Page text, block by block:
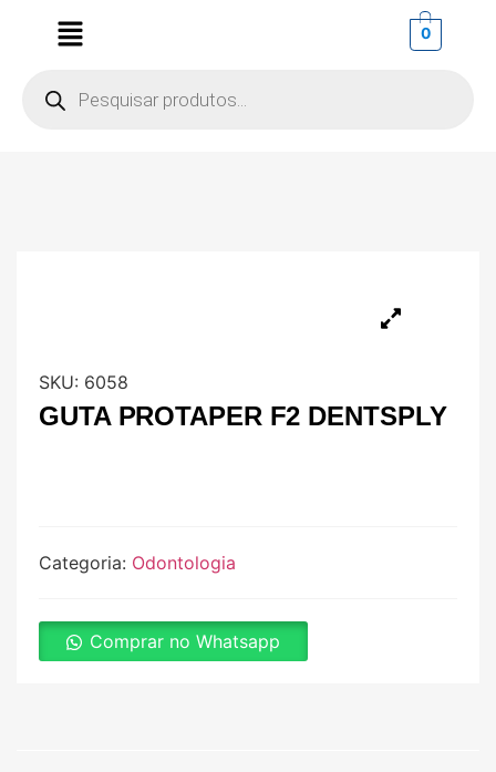
0
SKU: 6058
GUTA PROTAPER F2 DENTSPLY
Categoria: Odontologia
Comprar no Whatsapp